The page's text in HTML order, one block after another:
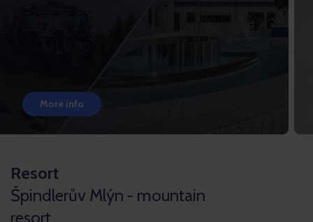
More info
Resort
Špindlerův Mlýn - mountain
resort